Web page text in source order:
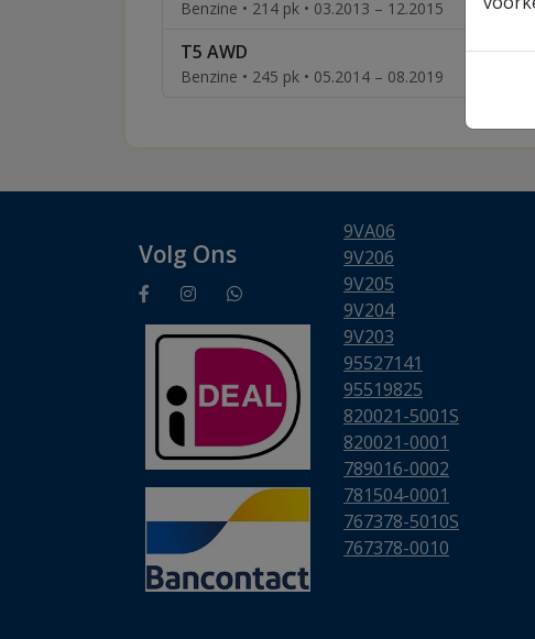
Benzine • 214 pk • 03.2013 – 12.2015
T5 AWD
Benzine • 245 pk • 05.2014 – 08.2019
Volg Ons
9VA06
9V206
9V205
9V204
9V203
95527141
95519825
820021-5001S
820021-0001
789016-0002
781504-0001
767378-5010S
767378-0010